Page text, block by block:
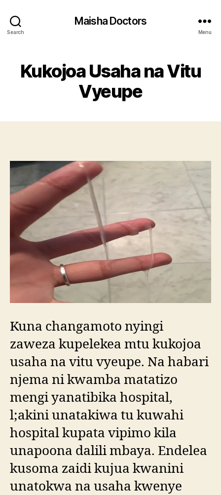
Search
Maisha Doctors
Menu
Kukojoa Usaha na Vitu
Vyeupe
Kuna changamoto nyingi
zaweza kupelekea mtu kukojoa
usaha na vitu vyeupe. Na habari
njema ni kwamba matatizo
mengi yanatibika hospital,
l;akini unatakiwa tu kuwahi
hospital kupata vipimo kila
unapoona dalili mbaya. Endelea
kusoma zaidi kujua kwanini
unatokwa na usaha kwenye